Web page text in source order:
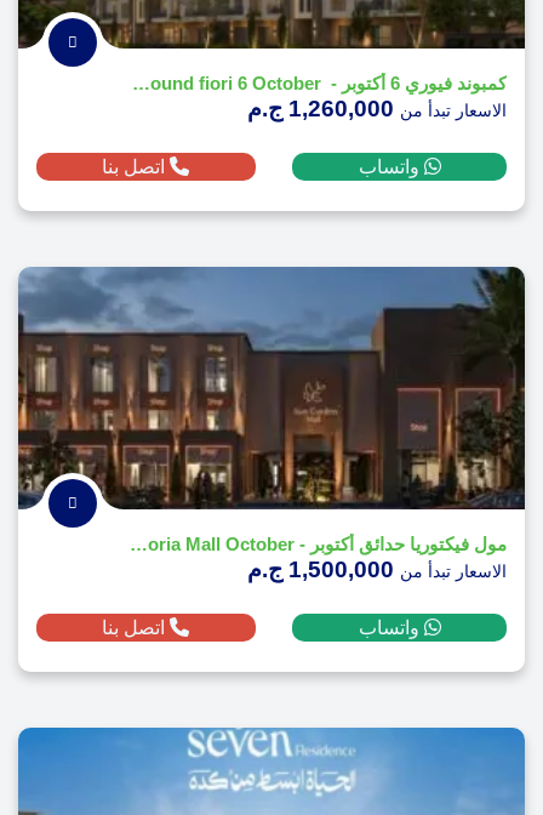
كمبوند فيوري 6 أكتوبر - compound fiori 6 October
الاسعار تبدأ من
واتساب اتصل بنا
مول فيكتوريا حدائق أكتوبر - Victoria Mall October
الاسعار تبدأ من
واتساب اتصل بنا